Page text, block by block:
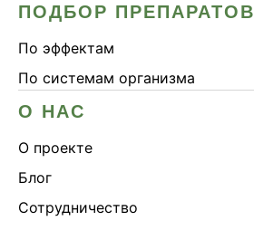
ПОДБОР ПРЕПАРАТОВ
По эффектам
По системам организма
О НАС
О проекте
Блог
Сотрудничество